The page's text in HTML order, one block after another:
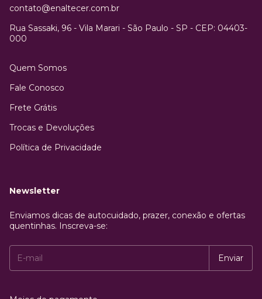
contato@enaltecer.com.br
Rua Sassaki, 96 - Vila Marari - São Paulo - SP - CEP: 04403-
000
Quem Somos
Fale Conosco
Frete Grátis
Trocas e Devoluções
Política de Privacidade
Newsletter
Enviamos dicas de autocuidado, prazer, conexão e ofertas
quentinhas. Inscreva-se: